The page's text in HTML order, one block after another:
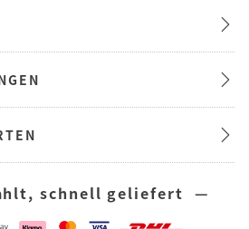
schnell geliefert —